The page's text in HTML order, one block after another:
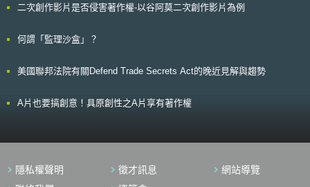
會提供資金等資源援助重要物資的企業經營者，但對其有調查權，若企業不
提供勞務及避免該基礎設備有損害國家安全、社會經濟秩序之虞，於基礎設
止管理等必要措施。 關於重要技術開發支援，列舉了20個領域包括
產官協議會委託研究業務等，但應對研究內容為保密，否則設有徒刑等罰
可能導致企業活動速度放慢，應掌握實際情況。
二次創作影片是否侵害著作權-以谷阿莫二次創作影片為例
何謂「監理沙盒」？
美國聯邦法院有關Defend Trade Secrets Act的晚近見解與趨勢
A片也要搞創意！具原創性之A片享有著作權
隱私權聲明 徵才訊息
網站導覽